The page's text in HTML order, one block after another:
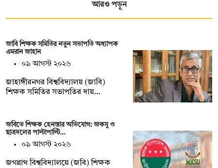
আরও পড়ুন
জাবি শিক্ষক সমিতির নতুন সভাপতি অধ্যাপক
এমরান জাহান
০৯ আগস্ট ২০২৬
জাহাঙ্গীরনগর বিশ্ববিদ্যালয় (জাবি)
শিক্ষক সমিতির সভাপতির দায়…
জবিতে শিক্ষক হেনস্তার অভিযোগ: জকসু ও
ছাত্রদলের পাল্টাপাল্টি…
০৯ আগস্ট ২০২৬
জগন্নাথ বিশ্ববিদ্যালয়ে (জবি) শিক্ষক